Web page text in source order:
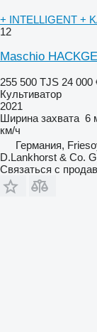
+ INTELLIGENT +
12
Maschio
255 500 TJS 24 000
Культиватор
2021
Ширина захвата 6
км/ч
Германия,
D.Lankhorst & Co.
Связаться с